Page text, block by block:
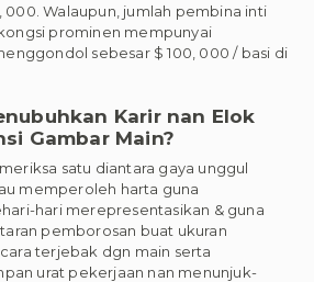
000. Walaupun, jumlah pembina inti
prominen mempunyai
sebesar $ 100, 000 / basi di
Karir nan Elok
Gambar Main?
satu diantara gaya unggul
memperoleh harta guna
hari merepresentasikan & guna
pemborosan buat ukuran
terjebak dgn main serta
urat pekerjaan nan menunjuk-